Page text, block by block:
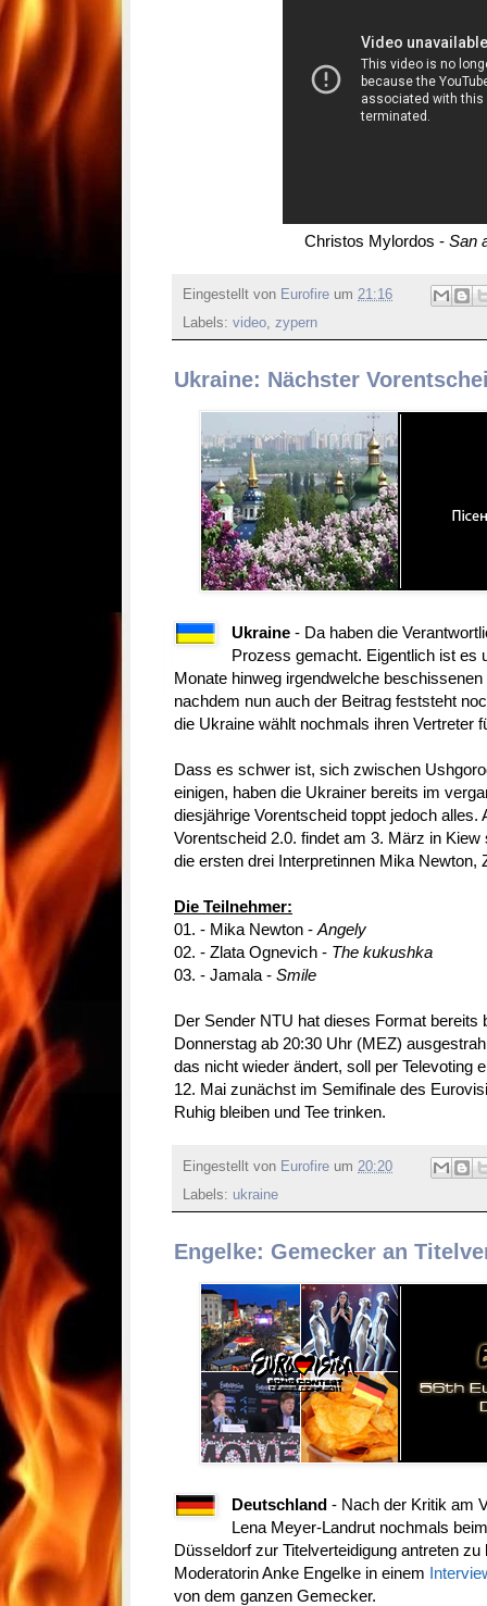
Christos Mylordos - San
Eingestellt von Eurofire um 21:16
Labels: video, zypern
Ukraine: Nächster
Ukraine - Da haben die
Prozess gemacht. Eigentlich ist es
Monate hinweg irgendwelche
nachdem nun auch der Beitrag feststeht
die Ukraine wählt nochmals ihren Vertreter
Dass es schwer ist, sich zwischen
einigen, haben die Ukrainer bereits im
diesjährige Vorentscheid toppt jedoch
Vorentscheid 2.0. findet am 3. März in
die ersten drei Interpretinnen Mika Newton,
Die Teilnehmer:
01. - Mika Newton - Angely
02. - Zlata Ognevich - The kukushka
03. - Jamala - Smile
Der Sender NTU hat dieses Format bereits
Donnerstag ab 20:30 Uhr (MEZ)
das nicht wieder ändert, soll per Televoting
12. Mai zunächst im Semifinale des
Ruhig bleiben und Tee trinken.
Eingestellt von Eurofire um 20:20
Labels: ukraine
Engelke: Gemecker an
Deutschland - Nach der Kritik am
Lena Meyer-Landrut nochmals
Düsseldorf zur Titelverteidigung antreten
Moderatorin Anke Engelke in einem
von dem ganzen Gemecker.